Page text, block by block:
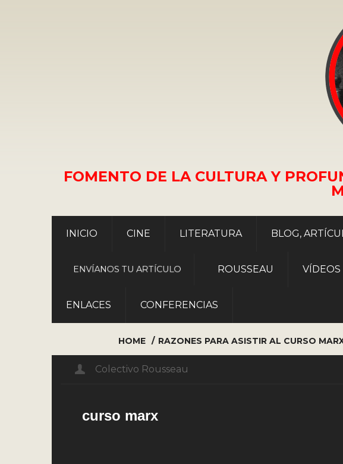
FOMENTO DE LA CULTURA Y
INICIO CINE LITERATURA BLOG,
ENVÍANOS TU ARTÍCULO ROUSSEAU VÍDEOS
ENLACES CONFERENCIAS
HOME RAZONES PARA ASISTIR AL CURSO
Colectivo Rousseau
curso marx